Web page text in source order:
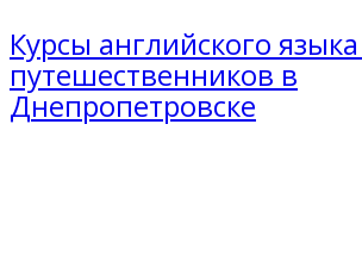
Курсы английского
путешественников в
Днепропетровске